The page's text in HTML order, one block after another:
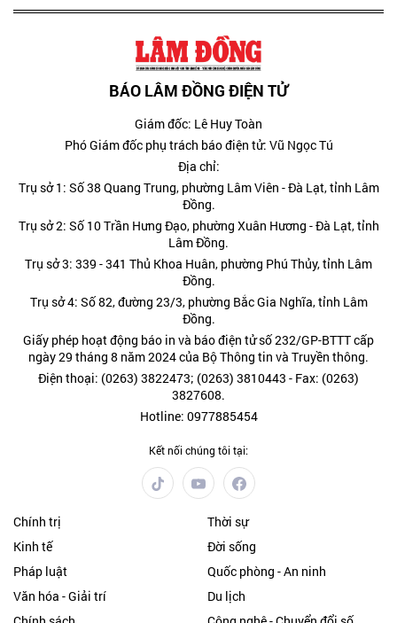
BÁO LÂM ĐỒNG ĐIỆN TỬ
Giám đốc: Lê Huy Toàn
Phó Giám đốc phụ trách báo điện tử: Vũ Ngọc Tú
Địa chỉ:
Trụ sở 1: Số 38 Quang Trung, phường Lâm Viên - Đà Lạt, tỉnh Lâm
Đồng.
Trụ sở 2: Số 10 Trần Hưng Đạo, phường Xuân Hương - Đà Lạt, tỉnh
Lâm Đồng.
Trụ sở 3: 339 - 341 Thủ Khoa Huân, phường Phú Thủy, tỉnh Lâm
Đồng.
Trụ sở 4: Số 82, đường 23/3, phường Bắc Gia Nghĩa, tỉnh Lâm
Đồng.
Giấy phép hoạt động báo in và báo điện tử số 232/GP-BTTT cấp
ngày 29 tháng 8 năm 2024 của Bộ Thông tin và Truyền thông.
Điện thoại: (0263) 3822473; (0263) 3810443 - Fax: (0263)
3827608.
Hotline: 0977885454
Kết nối chúng tôi tại:
Chính trị
Thời sự
Kinh tế
Đời sống
Pháp luật
Quốc phòng - An ninh
Văn hóa - Giải trí
Du lịch